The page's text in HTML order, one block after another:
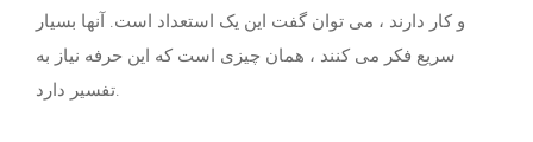
و کار دارند ، می توان گفت این یک استعداد است. آنها بسیار
سریع فکر می کنند ، همان چیزی است که این حرفه نیاز به
تفسیر دارد.